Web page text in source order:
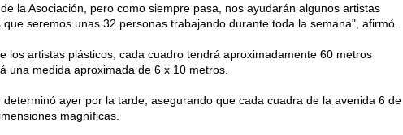
la Asociación, pero como siempre pasa, nos ayudarán algunos artistas
seremos unas 32 personas trabajando durante toda la semana", afirmó.
los artistas plásticos, cada cuadro tendrá aproximadamente 60 metros
una medida aproximada de 6 x 10 metros.
ayer por la tarde, asegurando que cada cuadra de la avenida 6 de
magníficas.